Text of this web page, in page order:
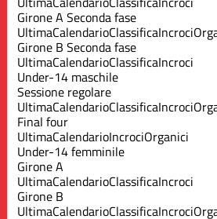
Girone A Seconda fase
UltimaCalendarioClassificaIncroci
Girone B Seconda fase
UltimaCalendarioClassificaIncroci
Under-14 maschile
Sessione regolare
UltimaCalendarioClassificaIncroci
Final four
UltimaCalendarioIncrociOrganici
Under-14 femminile
Girone A
UltimaCalendarioClassificaIncroci
Girone B
UltimaCalendarioClassificaIncroci